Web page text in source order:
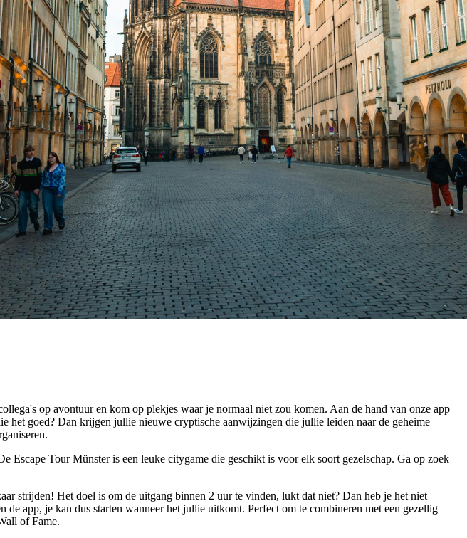
op avontuur en kom op plekjes waar je normaal niet zou komen. Aan de hand van onze app
het goed? Dan krijgen jullie nieuwe cryptische aanwijzingen die jullie leiden naar de geheime
Escape Tour Münster is een leuke citygame die geschikt is voor elk soort gezelschap. Ga op zoek
strijden! Het doel is om de uitgang binnen 2 uur te vinden, lukt dat niet? Dan heb je het niet
app, je kan dus starten wanneer het jullie uitkomt. Perfect om te combineren met een gezellig
of Fame.